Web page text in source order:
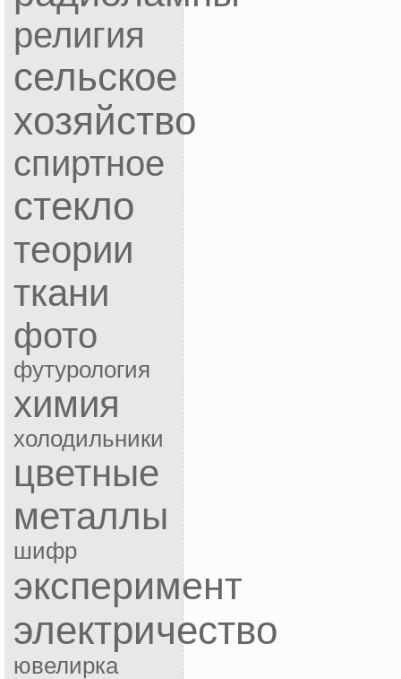
религия
сельское
хозяйство
спиртное
стекло
теории
ткани
фото
футурология
химия
холодильники
цветные
металлы
шифр
эксперимент
электричество
ювелирка